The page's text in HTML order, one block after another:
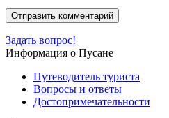
Задать вопрос!
Информация о Пусане
Путеводитель туриста
Вопросы и ответы
Достопримечательности